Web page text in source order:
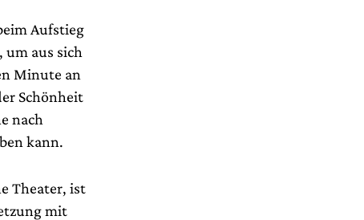
Aufstieg
um aus sich
Minute an
Schönheit
nach
kann.
Theater, ist
mit